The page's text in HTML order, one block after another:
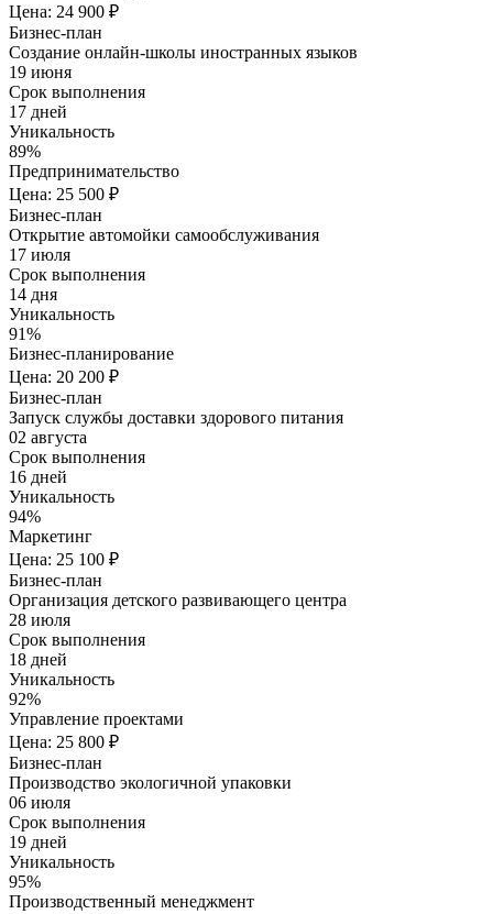
Цена: 24 900 ₽
Бизнес-план
Создание онлайн-школы иностранных языков
19 июня
Срок выполнения
17 дней
Уникальность
89%
Предпринимательство
Цена: 25 500 ₽
Бизнес-план
Открытие автомойки самообслуживания
17 июля
Срок выполнения
14 дня
Уникальность
91%
Бизнес-планирование
Цена: 20 200 ₽
Бизнес-план
Запуск службы доставки здорового питания
02 августа
Срок выполнения
16 дней
Уникальность
94%
Маркетинг
Цена: 25 100 ₽
Бизнес-план
Организация детского развивающего центра
28 июля
Срок выполнения
18 дней
Уникальность
92%
Управление проектами
Цена: 25 800 ₽
Бизнес-план
Производство экологичной упаковки
06 июля
Срок выполнения
19 дней
Уникальность
95%
Производственный менеджмент